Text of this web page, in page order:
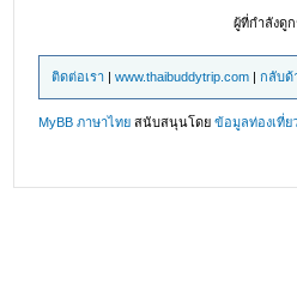
ผู้ที่กำลังดู
ติดต่อเรา |www.thaibuddytrip.com |กลับด้
MyBB ภาษาไทย สนับสนุนโดยข้อมูลท่องเที่ย